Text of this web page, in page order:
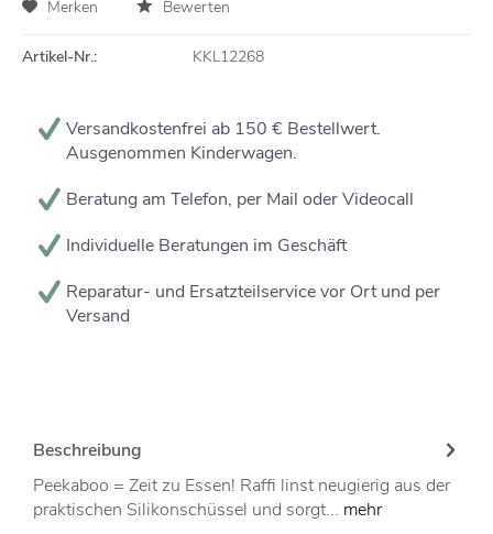
Merken Bewerten
Artikel-Nr.: KKL12268
Versandkostenfrei ab 150 € Bestellwert.
Ausgenommen Kinderwagen.
Beratung am Telefon, per Mail oder Videocall
Individuelle Beratungen im Geschäft
Reparatur- und Ersatzteilservice vor Ort und per
Versand
Beschreibung
Peekaboo = Zeit zu Essen! Raffi linst neugierig aus der
praktischen Silikonschüssel und sorgt... mehr